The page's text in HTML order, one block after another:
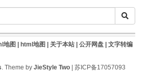
地图 html地图 关于本站| 公开网盘| 文字转编
. Theme by JieStyle Two| 苏ICP备17057093